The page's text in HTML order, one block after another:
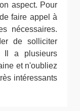
aspect. Pour
faire appel à
nécessaires.
de solliciter
Il a plusieurs
et n'oubliez
intéressants